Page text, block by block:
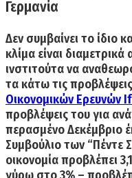
Γερμανία
Δεν συμβαίνει το ίδιο
κλίμα είναι
ινστιτούτα να
τα κάτω τις
Οικονομικών Ερευνών
προβλέψεις του για
περασμένο Δεκέμβριο
Συμβούλιο των “Πέντε
οικονομίαπροβλέπει
γύρω στο 3% –